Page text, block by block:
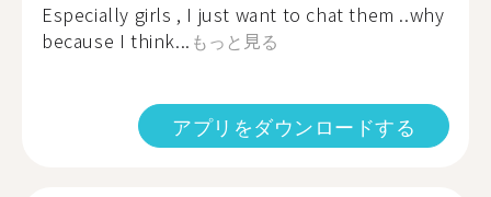
Especially girls , I just want to chat them ..why
because I think... もっと見る
アプリをダウンロードする